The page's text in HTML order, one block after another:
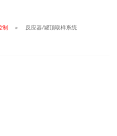
制 反应器/罐顶取样系统